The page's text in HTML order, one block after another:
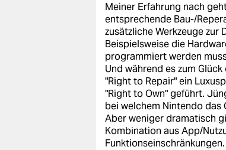
Meiner Erfahrung nach
entsprechende Bau-/
zusätzliche Werkzeuge
Beispielsweise die
programmiert werden
Und während es zum
"Right to Repair" ein
"Right to Own" geführt.
bei welchem Nintendo das
Aber weniger dramatisch
Kombination aus App/
Funktionseinschränkungen.